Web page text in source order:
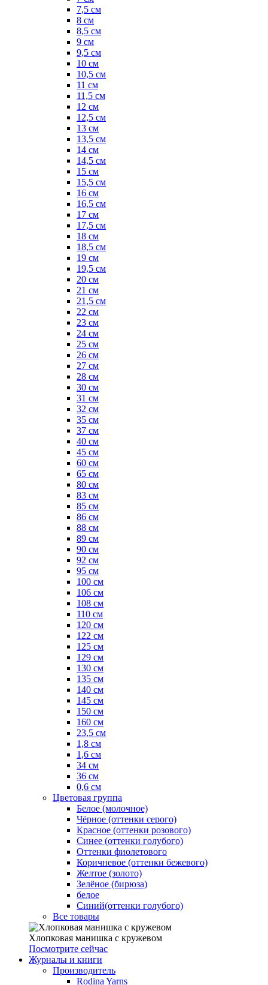
7,5 см
8 см
8,5 см
9 см
9,5 см
10 см
10,5 см
11 см
11,5 см
12 см
12,5 см
13 см
13,5 см
14 см
14,5 см
15 см
15,5 см
16 см
16,5 см
17 см
17,5 см
18 см
18,5 см
19 см
19,5 см
20 см
21 см
21,5 см
22 см
23 см
24 см
25 см
26 см
27 см
28 см
30 см
31 см
32 см
35 см
37 см
40 см
45 см
60 см
65 см
80 см
83 см
85 см
86 см
88 см
89 см
90 см
92 см
95 см
100 см
106 см
108 см
110 см
120 см
122 см
125 см
129 см
130 см
135 см
140 см
145 см
150 см
160 см
23,5 см
1,8 см
1,6 см
34 см
36 см
0,6 см
Цветовая группа
Белое (молочное)
Чёрное (оттенки серого)
Красное (оттенки розового)
Синее (оттенки голубого)
Оттенки фиолетового
Коричневое (оттенки бежевого)
Желтое (золото)
Зелёное (бирюза)
белое
Синий(оттенки голубого)
Все товары
Хлопковая манишка с кружевом
Посмотрите сейчас
Журналы и книги
Производитель
Rodina Yarns